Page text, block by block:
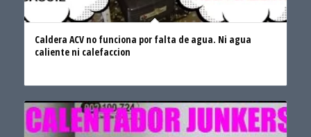
Caldera ACV no funciona por falta de agua. Ni agua
caliente ni calefaccion